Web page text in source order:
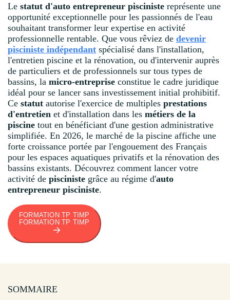
Le statut d'auto entrepreneur pisciniste représente une
opportunité exceptionnelle pour les passionnés de l'eau
souhaitant transformer leur expertise en activité
professionnelle rentable. Que vous rêviez de devenir
pisciniste indépendant spécialisé dans l'installation,
l'entretien piscine et la rénovation, ou d'intervenir auprès
de particuliers et de professionnels sur tous types de
bassins, la micro-entreprise constitue le cadre juridique
idéal pour se lancer sans investissement initial prohibitif.
Ce statut autorise l'exercice de multiples prestations
d'entretien et d'installation dans les métiers de la
piscine tout en bénéficiant d'une gestion administrative
simplifiée. En 2026, le marché de la piscine affiche une
forte croissance portée par l'engouement des Français
pour les espaces aquatiques privatifs et la rénovation des
bassins existants. Découvrez comment lancer votre
activité de pisciniste grâce au régime d'auto
entrepreneur pisciniste.
FORMATION TP TIMP
FORMATION TP TIMP
SOMMAIRE